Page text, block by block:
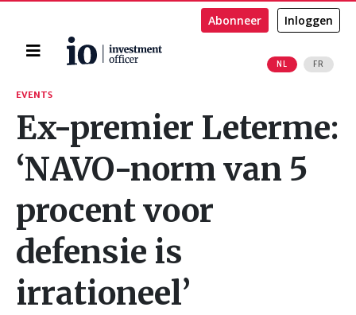
Home
NL FR
Abonneer Inloggen
Zoeken
EVENTS
Ex-premier Leterme:
‘NAVO-norm van 5
procent voor
defensie is
irrationeel’